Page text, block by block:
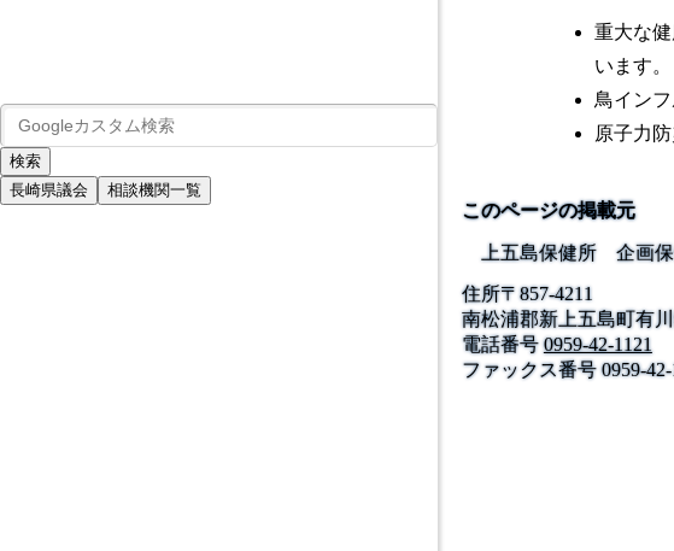
長崎県議会 相談機関一覧
重大な
います。
鳥イン
原子力
このページの掲載元
上五島保健所 企画
住所〒857-4211
南松浦郡新上五島町有
電話番号 0959-42-1121
ファックス番号0959-42-
公式SNS
このサイ
長崎県庁